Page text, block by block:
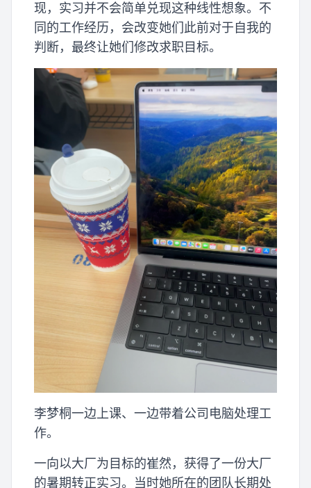
现，实习并不会简单兑现这种线性想象。不
同的工作经历，会改变她们此前对于自我的
判断，最终让她们修改求职目标。
李梦桐一边上课、一边带着公司电脑处理工
作。
一向以大厂为目标的崔然，获得了一份大厂
的暑期转正实习。当时她所在的团队长期处